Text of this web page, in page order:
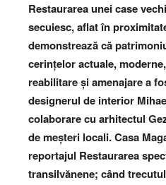
Restaurarea unei case
secuiesc, aflat în
demonstrează că
cerințelor actuale,
reabilitare și amenajare a
designerul de interior
colaborare cu arhitectul
de meșteri locali.Casa
reportajul Restaurarea
transilvănene; când